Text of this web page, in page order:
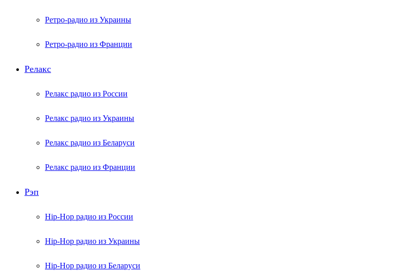
Ретро-радио из Украины
Ретро-радио из Франции
Релакс
Релакс радио из России
Релакс радио из Украины
Релакс радио из Беларуси
Релакс радио из Франции
Рэп
Hip-Hop радио из России
Hip-Hop радио из Украины
Hip-Hop радио из Беларуси